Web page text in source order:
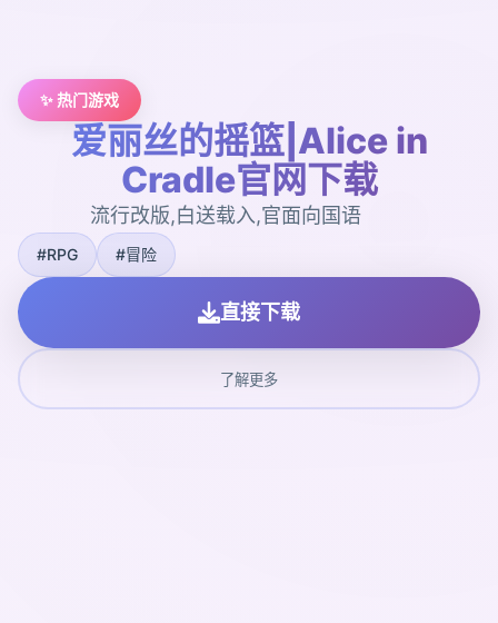
✨ 热门游戏
爱丽丝的摇篮|Alice in
Cradle官网下载
流行改版,白送载入,官面向国语
#RPG #冒险
直接下载
了解更多